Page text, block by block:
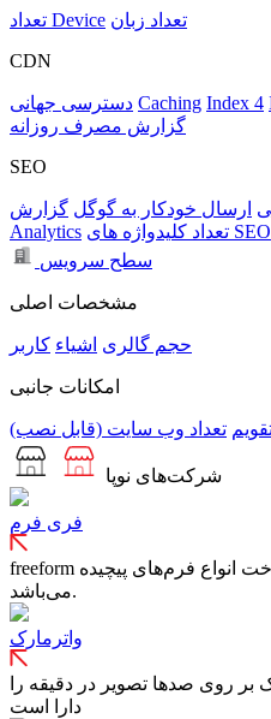
تعداد Device تعداد زبان
CDN
دسترسی جهانی Caching Index 4
گزارش مصرف روزانه
SEO
ارسال خودکار به گوگل گزارش
Analytics
تعداد کلیدواژه های SEO
سطح سرویس
مشخصات اصلی
حجم گالری اشیاء کاربر
امکانات جانبی
تعداد وب سایت (قابل نصب)
شرکت‌های نوپا
فری فرم
freeform یک ابزار حرفه‌ای برای ساخت انواع فرم‌های پیچیده
می‌باشد.
واترمارک
بر روی صدها تصویر در دقیقه را
دارا است